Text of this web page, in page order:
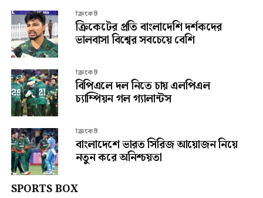
ক্রিকেট
ক্রিকেটের প্রতি বাংলাদেশি দর্শকদের
ভালবাসা বিশ্বের সবচেয়ে বেশি
ক্রিকেট
বিপিএলে দল নিতে চায় এলপিএল
চ্যাম্পিয়ন গল গ্যালান্টস
ক্রিকেট
বাংলাদেশে ভারত সিরিজ আয়োজন নিয়ে
নতুন করে অনিশ্চয়তা
SPORTS BOX